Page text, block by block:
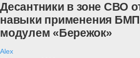
Десантники в зоне СВО
навыки применения
модулем «Бережок»
Alex